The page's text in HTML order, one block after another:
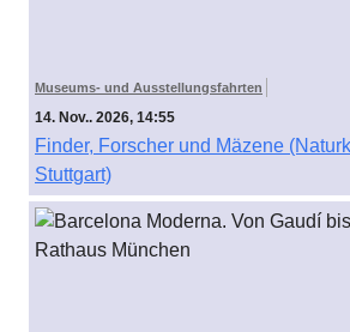
Museums- und Ausstellungsfahrten
14. Nov.. 2026, 14:55
Finder, Forscher und Mäzene
Stuttgart)